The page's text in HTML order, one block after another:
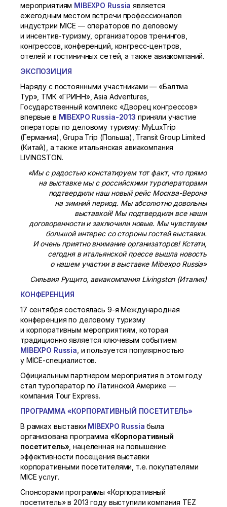
мероприятиям MIBEXPO Russia является
ежегодным местом встречи профессионалов
индустрии MICE — операторов по деловому
и инсентив-туризму, организаторов тренингов,
конгрессов, конференций, конгресс-центров,
отелей и гостиничных сетей, а также авиакомпаний.
ЭКСПОЗИЦИЯ
Наряду с постоянными участниками — «Балтма
Тур», ТМК «ГРИНН», Asia Adventures,
Государственный комплекс «Дворец конгрессов»
впервые в MIBEXPO Russia-2013 приняли участие
операторы по деловому туризму: MyLuxTrip
(Германия), Grupa Trip (Польша), Transit Group Limited
(Китай), а также итальянская авиакомпания
LIVINGSTON.
«Мы с радостью констатируем тот факт, что прямо
на выставке мы с российскими туроператорами
подтвердили наш новый рейс Москва-Верона
на зимний период. Мы абсолютно довольны
выставкой! Мы подтвердили все наши
договоренности и заключили новые. Мы чувствуем
большой интерес со стороны гостей выставки.
И очень приятно внимание организаторов! Кстати,
сегодня в итальянской прессе вышла новость
о нашем участии в выставке Mibexpo Russia»
Сильвия Рущито, авиакомпания Livingston (Италия)
КОНФЕРЕНЦИЯ
17 сентября состоялась 9-я Международная
конференция по деловому туризму
и корпоративным мероприятиям, которая
традиционно является ключевым событием
MIBEXPO Russia , и пользуется популярностью
у MICE-специалистов.
Официальным партнером мероприятия в этом году
стал туроператор по Латинской Америке —
компания Tour Express.
ПРОГРАММА «КОРПОРАТИВНЫЙ ПОСЕТИТЕЛЬ»
В рамках выставки MIBEXPO Russia была
организована программа «Корпоративный
посетитель» , нацеленная на повышение
эффективности посещения выставки
корпоративными посетителями, т.е. покупателями
MICE услуг.
Спонсорами программы «Корпоративный
посетитель» в 2013 году выступили компания TEZ